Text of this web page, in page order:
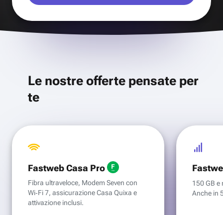
Le nostre offerte pensate per
te
Fastweb Casa Pro
Fibra ultraveloce, Modem Seven con
Wi‑Fi 7, assicurazione Casa Quixa e
attivazione inclusi.
150 GB e
Anche in